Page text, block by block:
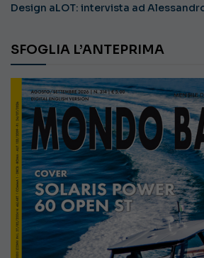
Design aLOT: intervista ad
SFOGLIA L’ANTEPRIMA